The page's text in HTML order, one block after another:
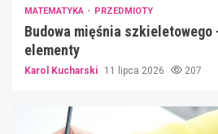
MATEMATYKA PRZEDMIOTY
Budowa mięśnia szkieletowego
elementy
Karol Kucharski 11 lipca 2026 207